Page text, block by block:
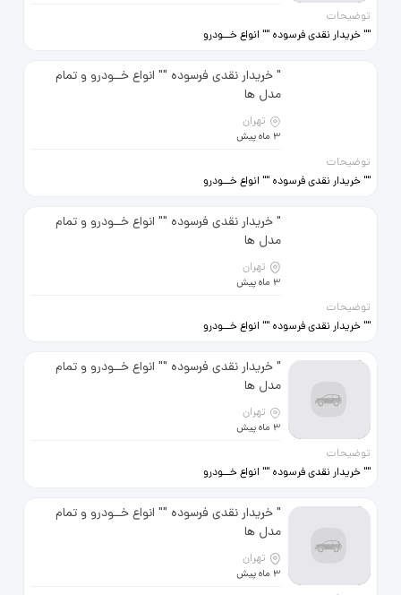
توضیحات
"" خریدار نقدی فرسوده "" انواع خــودرو
وموتورسوخته 09120706487
" خریدار نقدی فرسوده "" انواع خــودرو و تمام
مدل ها
تهران
3 ماه پیش
توضیحات
"" خریدار نقدی فرسوده "" انواع خــودرو
" خریدار نقدی فرسوده "" انواع خــودرو و تمام
مدل ها
تهران
3 ماه پیش
توضیحات
"" خریدار نقدی فرسوده "" انواع خــودرو
وموتورسوخته 09120706487
" خریدار نقدی فرسوده "" انواع خــودرو و تمام
مدل ها
تهران
3 ماه پیش
توضیحات
"" خریدار نقدی فرسوده "" انواع خــودرو
" خریدار نقدی فرسوده "" انواع خــودرو و تمام
مدل ها
تهران
3 ماه پیش